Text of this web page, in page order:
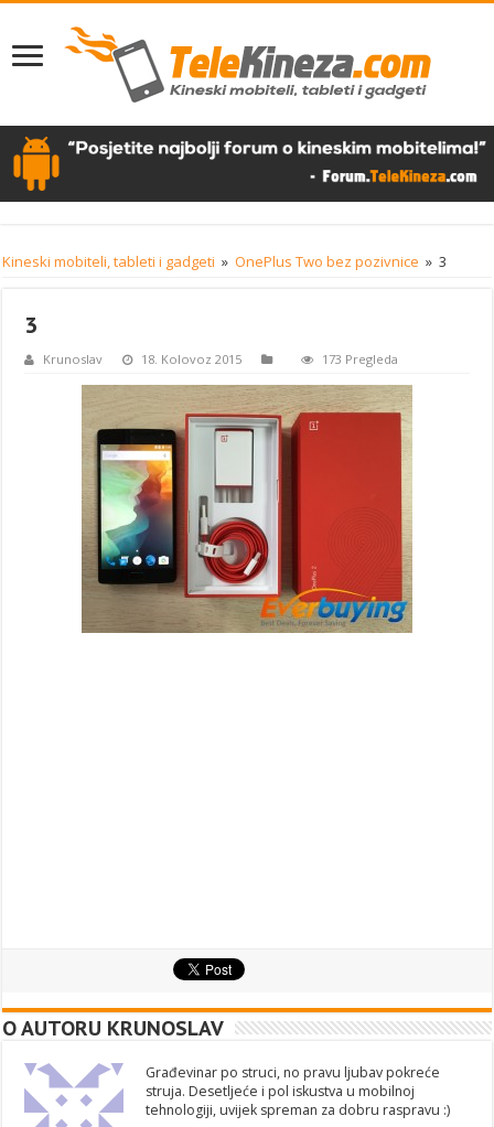
Kineski mobiteli, tableti i gadgeti » OnePlus Two bez pozivnice » 3
3
Krunoslav 18. Kolovoz 2015 173 Pregleda
O AUTORU KRUNOSLAV
Građevinar po struci, no pravu ljubav pokreće
struja. Desetljeće i pol iskustva u mobilnoj
tehnologiji, uvijek spreman za dobru raspravu :)